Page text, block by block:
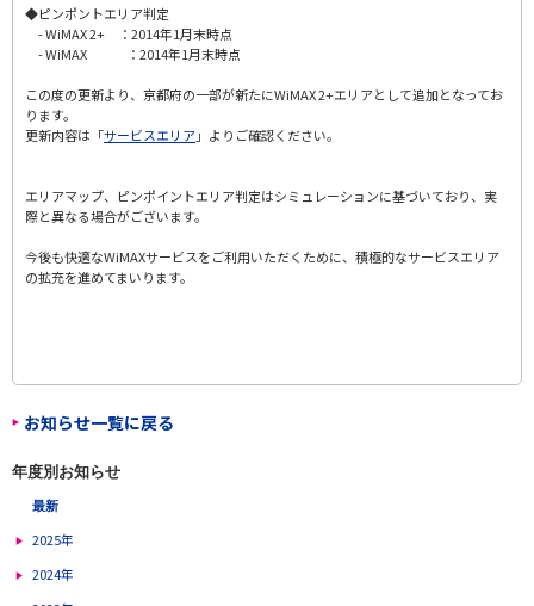
◆ピンポントエリア判定
- WiMAX 2+ ：2014年1月末時点
- WiMAX ：2014年1月末時点
この度の更新より、京都府の一部が新たにWiMAX 2+エリアとして追加となってお
ります。
更新内容は「サービスエリア」よりご確認ください。
エリアマップ、ピンポイントエリア判定はシミュレーションに基づいており、実
際と異なる場合がございます。
今後も快適なWiMAXサービスをご利用いただくために、積極的なサービスエリア
の拡充を進めてまいります。
お知らせ一覧に戻る
年度別お知らせ
最新
2025年
2024年